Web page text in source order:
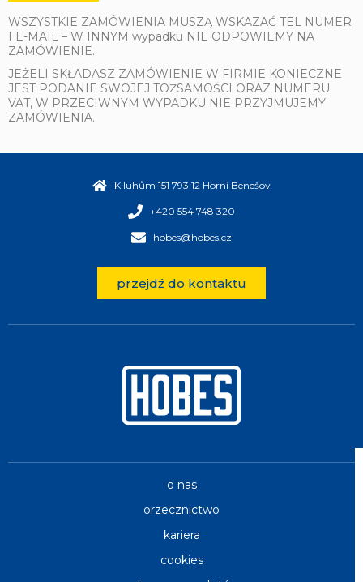
WSZYSTKIE ZAMÓWIENIA MUSZĄ WSKAZAĆ TEL NUMER
I E-MAIL – W INNYM wypadku NIE ODPOWIEMY NA
ZAMÓWIENIE.
JEŻELI SKŁADASZ ZAMÓWIENIE W FIRMIE KONIECZNE
JEST PODANIE SWOJEJ TOŻSAMOŚCI ORAZ NUMERU
VAT, W PRZECIWNYM WYPADKU NIE PRZYJMUJEMY
ZAMÓWIENIA.
K luhům 151 793 12 Horní Benešov
+420 554 748 320
hobes@hobes.cz
przejdź do kontaktu
o nas
orzecznictwo
kariera
cookies